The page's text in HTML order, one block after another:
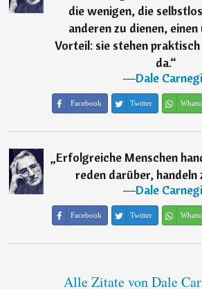
die wenigen, die
anderen zu dienen,
Vorteil: sie stehen
da.“
―Dale
Facebook Twitter
„Erfolgreiche Menschen
reden darüber, handeln
―Dale
Facebook Twitter
Alle Zitate von Dale